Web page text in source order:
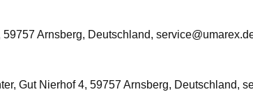
Arnsberg, Deutschland,
Gut Nierhof 4, 59757 Arnsberg, Deutschland,